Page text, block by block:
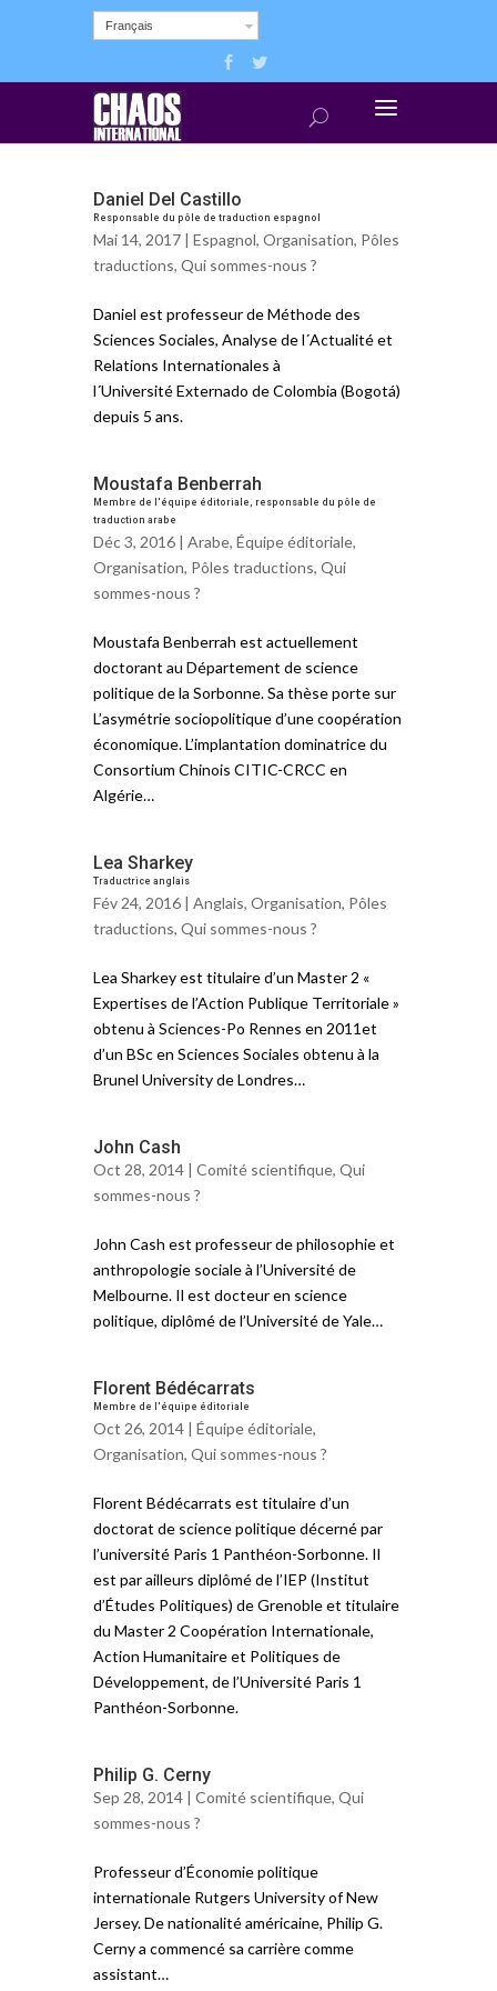
Français
Daniel Del Castillo
Responsable du pôle de traduction espagnol
Mai 14, 2017 | Espagnol, Organisation, Pôles
traductions, Qui sommes-nous ?
Daniel est professeur de Méthode des
Sciences Sociales, Analyse de l´Actualité et
Relations Internationales à
l´Université Externado de Colombia (Bogotá)
depuis 5 ans.
Moustafa Benberrah
Membre de l'équipe éditoriale, responsable du pôle de
traduction arabe
Déc 3, 2016 | Arabe, Équipe éditoriale,
Organisation, Pôles traductions, Qui
sommes-nous ?
Moustafa Benberrah est actuellement
doctorant au Département de science
politique de la Sorbonne. Sa thèse porte sur
L’asymétrie sociopolitique d’une coopération
économique. L’implantation dominatrice du
Consortium Chinois CITIC-CRCC en
Algérie…
Lea Sharkey
Traductrice anglais
Fév 24, 2016 | Anglais, Organisation, Pôles
traductions, Qui sommes-nous ?
Lea Sharkey est titulaire d’un Master 2 «
Expertises de l’Action Publique Territoriale »
obtenu à Sciences-Po Rennes en 2011et
d’un BSc en Sciences Sociales obtenu à la
Brunel University de Londres…
John Cash
Oct 28, 2014 | Comité scientifique, Qui
sommes-nous ?
John Cash est professeur de philosophie et
anthropologie sociale à l’Université de
Melbourne. Il est docteur en science
politique, diplômé de l’Université de Yale…
Florent Bédécarrats
Membre de l'équipe éditoriale
Oct 26, 2014 | Équipe éditoriale,
Organisation, Qui sommes-nous ?
Florent Bédécarrats est titulaire d’un
doctorat de science politique décerné par
l’université Paris 1 Panthéon-Sorbonne. Il
est par ailleurs diplômé de l’IEP (Institut
d’Études Politiques) de Grenoble et titulaire
du Master 2 Coopération Internationale,
Action Humanitaire et Politiques de
Développement, de l’Université Paris 1
Panthéon-Sorbonne.
Philip G. Cerny
Sep 28, 2014 | Comité scientifique, Qui
sommes-nous ?
Professeur d’Économie politique
internationale Rutgers University of New
Jersey. De nationalité américaine, Philip G.
Cerny a commencé sa carrière comme
assistant…